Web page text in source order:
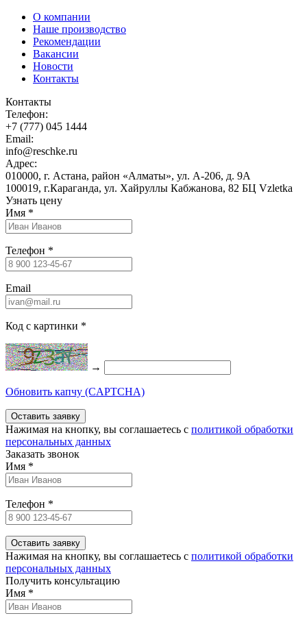
О компании
Наше производство
Рекомендации
Вакансии
Новости
Контакты
Контакты
Телефон:
+7 (777) 045 1444
Email:
info@reschke.ru
Адрес:
010000, г. Астана, район «Алматы», ул. А-206, д. 9А
100019, г.Караганда, ул. Хайруллы Кабжанова, 82 БЦ Vzletka
Узнать цену
Имя *
Телефон *
Email
Код с картинки *
→
Обновить капчу (CAPTCHA)
Нажимая на кнопку, вы соглашаетесь c политикой обработки
персональных данных
Заказать звонок
Имя *
Телефон *
Нажимая на кнопку, вы соглашаетесь c политикой обработки
персональных данных
Получить консультацию
Имя *